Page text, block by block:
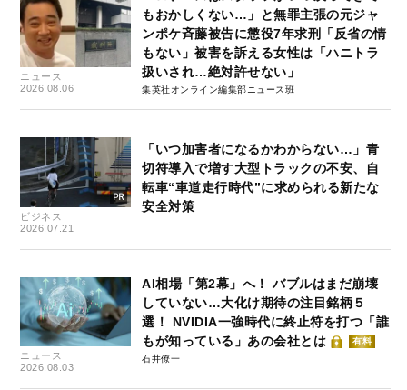
ニュース
2026.08.06
もおかしくない…」と無罪主張の元ジャ
ンポケ斉藤被告に懲役7年求刑「反省の情
もない」被害を訴える女性は「ハニトラ
扱いされ…絶対許せない」
集英社オンライン編集部ニュース班
ビジネス
2026.07.21
「いつ加害者になるかわからない…」青
切符導入で増す大型トラックの不安、自
転車“車道走行時代”に求められる新たな
安全対策
ニュース
2026.08.03
AI相場「第2幕」へ！ バブルはまだ崩壊
していない…大化け期待の注目銘柄５
選！ NVIDIA一強時代に終止符を打つ「誰
もが知っている」あの会社とは
有料
石井僚一